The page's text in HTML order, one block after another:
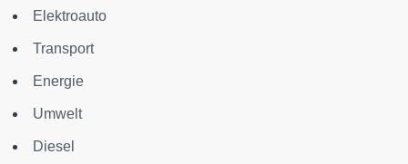
Elektroauto
Transport
Energie
Umwelt
Diesel